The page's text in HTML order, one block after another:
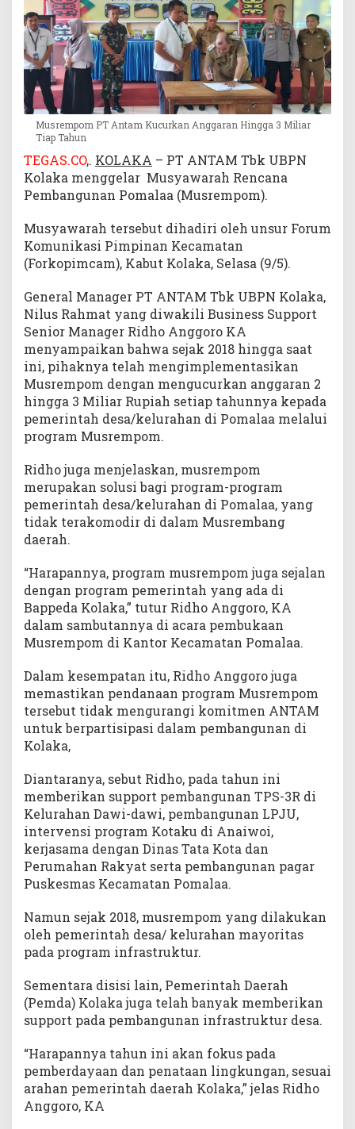
M
i
l
i
a
T
i
p
T
a
u
n
Musrempom PT Antam Kucurkan Anggaran Hingga 3 Miliar
Tiap Tahun
TEGAS.CO,. KOLAKA – PT ANTAM Tbk UBPN
Kolaka menggelar Musyawarah Rencana
Pembangunan Pomalaa (Musrempom).
Musyawarah tersebut dihadiri oleh unsur Forum
Komunikasi Pimpinan Kecamatan
(Forkopimcam), Kabut Kolaka, Selasa (9/5).
General Manager PT ANTAM Tbk UBPN Kolaka,
Nilus Rahmat yang diwakili Business Support
Senior Manager Ridho Anggoro KA
menyampaikan bahwa sejak 2018 hingga saat
ini, pihaknya telah mengimplementasikan
Musrempom dengan mengucurkan anggaran 2
hingga 3 Miliar Rupiah setiap tahunnya kepada
pemerintah desa/kelurahan di Pomalaa melalui
program Musrempom.
Ridho juga menjelaskan, musrempom
merupakan solusi bagi program-program
pemerintah desa/kelurahan di Pomalaa, yang
tidak terakomodir di dalam Musrembang
daerah.
“Harapannya, program musrempom juga sejalan
dengan program pemerintah yang ada di
Bappeda Kolaka,” tutur Ridho Anggoro, KA
dalam sambutannya di acara pembukaan
Musrempom di Kantor Kecamatan Pomalaa.
Dalam kesempatan itu, Ridho Anggoro juga
memastikan pendanaan program Musrempom
tersebut tidak mengurangi komitmen ANTAM
untuk berpartisipasi dalam pembangunan di
Kolaka,
Diantaranya, sebut Ridho, pada tahun ini
memberikan support pembangunan TPS-3R di
Kelurahan Dawi-dawi, pembangunan LPJU,
intervensi program Kotaku di Anaiwoi,
kerjasama dengan Dinas Tata Kota dan
Perumahan Rakyat serta pembangunan pagar
Puskesmas Kecamatan Pomalaa.
Namun sejak 2018, musrempom yang dilakukan
oleh pemerintah desa/ kelurahan mayoritas
pada program infrastruktur.
Sementara disisi lain, Pemerintah Daerah
(Pemda) Kolaka juga telah banyak memberikan
support pada pembangunan infrastruktur desa.
“Harapannya tahun ini akan fokus pada
pemberdayaan dan penataan lingkungan, sesuai
arahan pemerintah daerah Kolaka,” jelas Ridho
Anggoro, KA